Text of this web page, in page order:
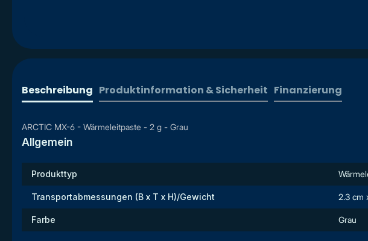
Beschreibung Produktinformation & Sicherheit Finanzierung
ARCTIC MX-6 - Wärmeleitpaste - 2 g - Grau
Allgemein
Produkttyp
Transportabmessungen (B x T x H)/Gewicht 2.3 cm
Farbe Grau